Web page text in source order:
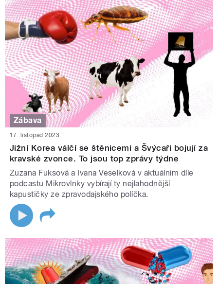
Zábava
17. listopad 2023
Jižní Korea válčí se štěnicemi a Švýcaři bojují za
kravské zvonce. To jsou top zprávy týdne
Zuzana Fuksová a Ivana Veselková v aktuálním díle
podcastu Mikrovlnky vybírají ty nejlahodnější
kapustičky ze zpravodajského políčka.